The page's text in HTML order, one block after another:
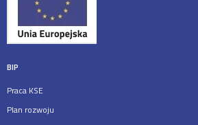
BIP
Praca KSE
Plan rozwoju